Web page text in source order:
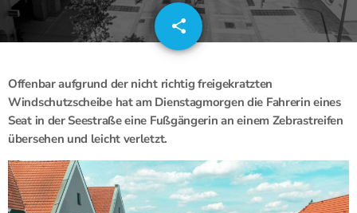
share
email
Offenbar aufgrund der nicht richtig freigekratzten
Windschutzscheibe hat am Dienstagmorgen die Fahrerin eines
Seat in der Seestraße eine Fußgängerin an einem Zebrastreifen
übersehen und leicht verletzt.